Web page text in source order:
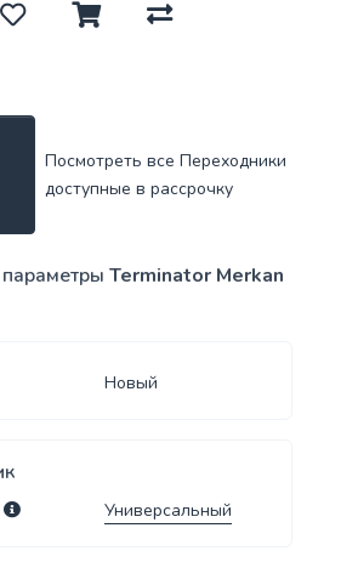
Посмотреть все Переходники
доступные в рассрочку
Terminator Merkan
Новый
Универсальный